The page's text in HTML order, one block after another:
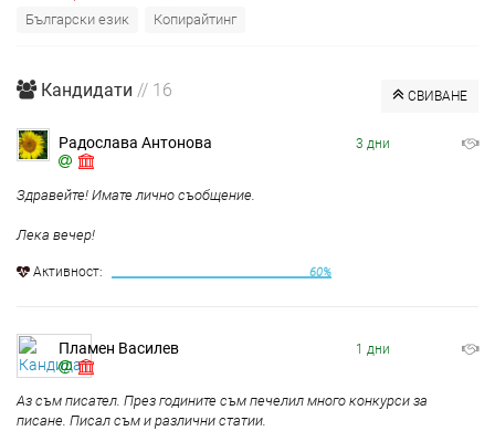
Български език Копирайтинг
Кандидати // 16 СВИВАНЕ
Радослава Антонова
Здравейте! Имате лично съобщение.
Лека вечер!
Aктивност: 60%
3 дни
Пламен Василев
Аз съм писател. През годините съм печелил много конкурси за
писане. Писал съм и различни статии.
1 дни